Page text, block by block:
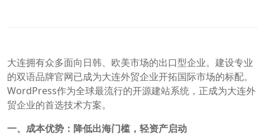
大连拥有众多面向日韩、欧美市场的出口型企业。建设专业
的双语品牌官网已成为大连外贸企业开拓国际市场的标配。
WordPress作为全球最流行的开源建站系统，正成为大连外
贸企业的首选技术方案。
一、成本优势：降低出海门槛，轻资产启动